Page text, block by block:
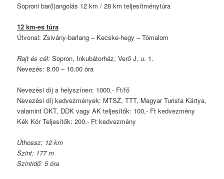
Soproni bar(l)angolás 12 km / 28 km teljesítménytúra
12 km-es túra
Útvonal: Zsivány-barlang – Kecske-hegy – Tómalom
Rajt és cél: Sopron, Inkubátorház, Verő J. u. 1.
Nevezés: 8.00 – 10.00 óra
Nevezési díj a helyszínen: 1000,- Ft/fő
Nevezési díj kedvezmények: MTSZ, TTT, Magyar Turista Kártya,
valamint OKT, DDK vagy AK teljesítők: 100,- Ft kedvezmény
Kék Kör Teljesítők: 200,- Ft kedvezmény
Úthossz: 12 km
Szint: 177 m
Szintidő: 5 óra